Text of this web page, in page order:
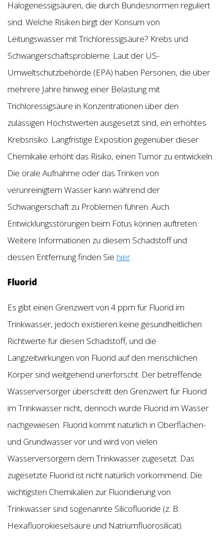
Halogenessigsäuren, die durch Bundesnormen reguliert
sind. Welche Risiken birgt der Konsum von
Leitungswasser mit Trichloressigsäure? Krebs und
Schwangerschaftsprobleme. Laut der US-
Umweltschutzbehörde (EPA) haben Personen, die über
mehrere Jahre hinweg einer Belastung mit
Trichloressigsäure in Konzentrationen über den
zulässigen Höchstwerten ausgesetzt sind, ein erhöhtes
Krebsrisiko. Langfristige Exposition gegenüber dieser
Chemikalie erhöht das Risiko, einen Tumor zu entwickeln.
Die orale Aufnahme oder das Trinken von
verunreinigtem Wasser kann während der
Schwangerschaft zu Problemen führen. Auch
Entwicklungsstörungen beim Fötus können auftreten.
Weitere Informationen zu diesem Schadstoff und
dessen Entfernung finden Sie hier .
Fluorid
Es gibt einen Grenzwert von 4 ppm für Fluorid im
Trinkwasser, jedoch existieren keine gesundheitlichen
Richtwerte für diesen Schadstoff, und die
Langzeitwirkungen von Fluorid auf den menschlichen
Körper sind weitgehend unerforscht. Der betreffende
Wasserversorger überschritt den Grenzwert für Fluorid
im Trinkwasser nicht, dennoch wurde Fluorid im Wasser
nachgewiesen. Fluorid kommt natürlich in Oberflächen-
und Grundwasser vor und wird von vielen
Wasserversorgern dem Trinkwasser zugesetzt. Das
zugesetzte Fluorid ist nicht natürlich vorkommend. Die
wichtigsten Chemikalien zur Fluoridierung von
Trinkwasser sind sogenannte Silicofluoride (z. B.
Hexafluorokieselsäure und Natriumfluorosilicat).